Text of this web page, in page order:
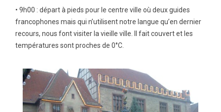
• 9h00 : départ à pieds pour le centre ville où deux guides
francophones mais qui n’utilisent notre langue qu’en dernier
recours, nous font visiter la vieille ville. Il fait couvert et les
températures sont proches de 0°C.